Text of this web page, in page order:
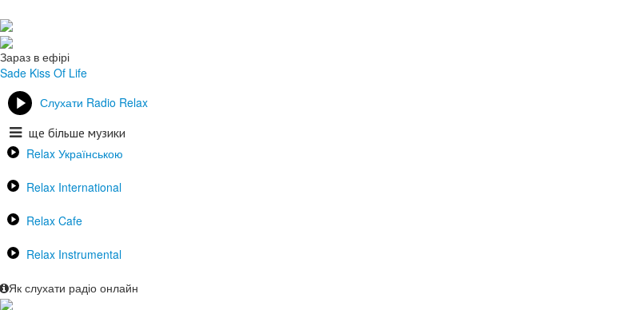
Зараз в ефірі
Sade Kiss Of Life
Слухати Radio Relax
ще більше музики
Relax Українською
Relax International
Relax Cafe
Relax Instrumental
Як слухати радіо онлайн